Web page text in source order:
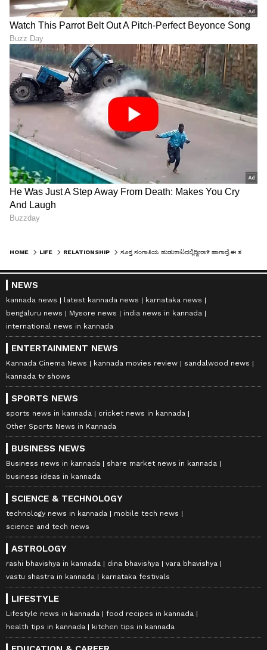
HOME LIFE RELATIONSHIP
NEWS
kannada news latest kannada news
karnataka news
bengaluru news
Mysore news
india news in kannada
international news in kannada
ENTERTAINMENT NEWS
Kannada Cinema News kannada movies review
sandalwood news
kannada tv shows
SPORTS NEWS
sports news in kannada
cricket news in kannada
Other Sports News in Kannada
BUSINESS NEWS
Business news in kannada
share market news in kannada
business ideas in kannada
SCIENCE & TECHNOLOGY
technology news in kannada
mobile tech news
science and tech news
ASTROLOGY
rashi bhavishya in kannada dina bhavishya
vara bhavishya
vastu shastra in kannada
karnataka festivals
LIFESTYLE
Lifestyle news in kannada
food recipes in kannada
health tips in kannada
kitchen tips in kannada